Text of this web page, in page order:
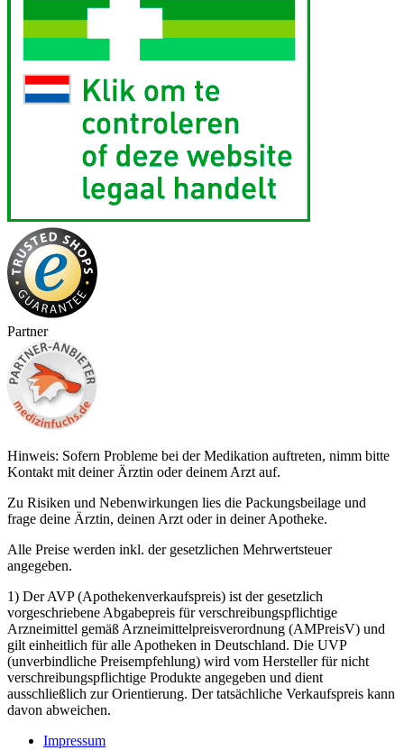
Partner
Hinweis: Sofern Probleme bei der Medikation auftreten, nimm bitte
Kontakt mit deiner Ärztin oder deinem Arzt auf.
Zu Risiken und Nebenwirkungen lies die Packungsbeilage und
frage deine Ärztin, deinen Arzt oder in deiner Apotheke.
Alle Preise werden inkl. der gesetzlichen Mehrwertsteuer
angegeben.
1) Der AVP (Apothekenverkaufspreis) ist der gesetzlich
vorgeschriebene Abgabepreis für verschreibungspflichtige
Arzneimittel gemäß Arzneimittelpreisverordnung (AMPreisV) und
gilt einheitlich für alle Apotheken in Deutschland. Die UVP
(unverbindliche Preisempfehlung) wird vom Hersteller für nicht
verschreibungspflichtige Produkte angegeben und dient
ausschließlich zur Orientierung. Der tatsächliche Verkaufspreis kann
davon abweichen.
Impressum